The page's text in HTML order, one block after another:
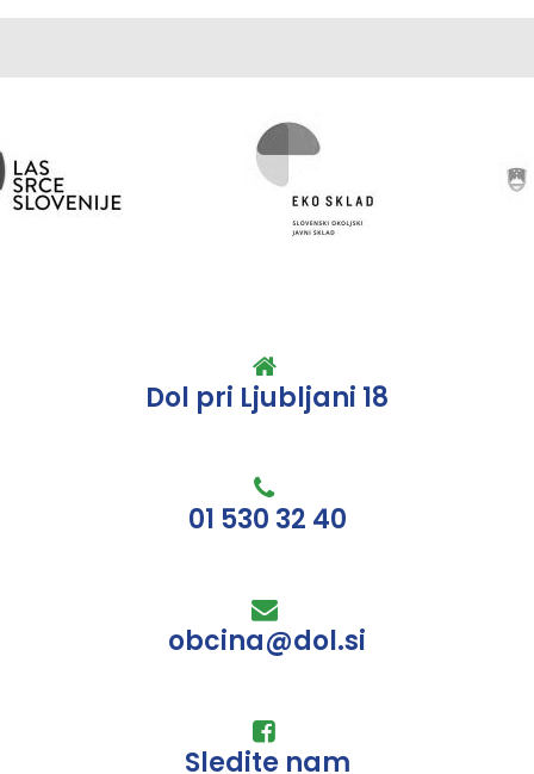
Dol pri Ljubljani 18
01 530 32 40
obcina@dol.si
Sledite nam